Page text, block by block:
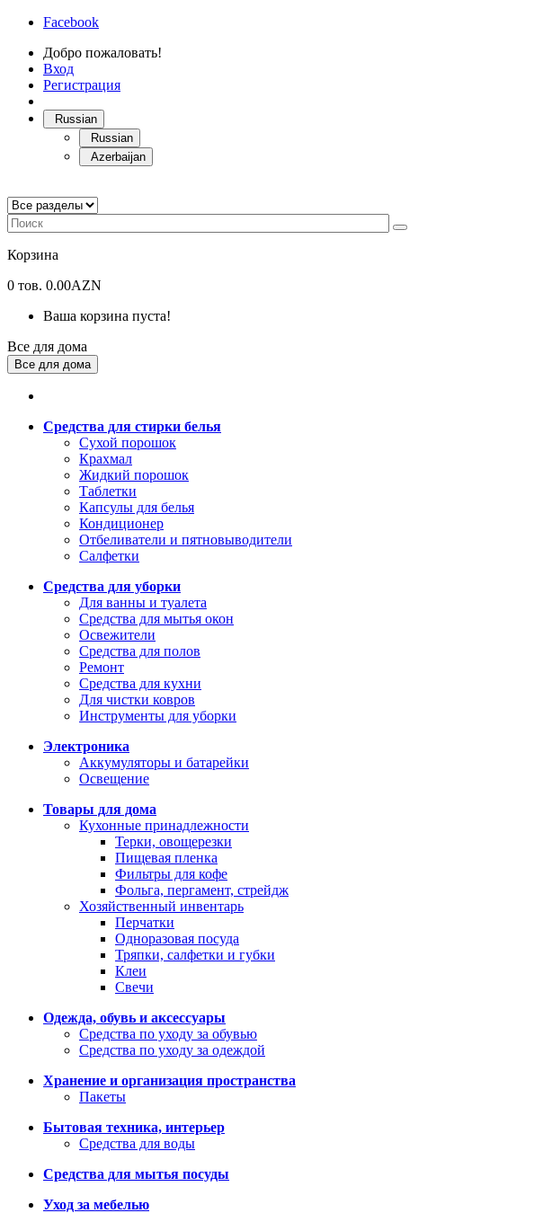
Facebook
Добро пожаловать!
Вход
Регистрация
Russian
Russian
Azerbaijan
Корзина
0 тов. 0.00AZN
Ваша корзина пуста!
Все для дома
Все для дома
Средства для стирки белья
Сухой порошок
Крахмал
Жидкий порошок
Таблетки
Капсулы для белья
Кондиционер
Отбеливатели и пятновыводители
Салфетки
Средства для уборки
Для ванны и туалета
Средства для мытья окон
Освежители
Средства для полов
Ремонт
Средства для кухни
Для чистки ковров
Инструменты для уборки
Электроника
Аккумуляторы и батарейки
Освещение
Товары для дома
Кухонные принадлежности
Терки, овощерезки
Пищевая пленка
Фильтры для кофе
Фольга, пергамент, стрейдж
Хозяйственный инвентарь
Перчатки
Одноразовая посуда
Тряпки, салфетки и губки
Клеи
Свечи
Одежда, обувь и аксессуары
Средства по уходу за обувью
Средства по уходу за одеждой
Хранение и организация пространства
Пакеты
Бытовая техника, интерьер
Средства для воды
Средства для мытья посуды
Уход за мебелью